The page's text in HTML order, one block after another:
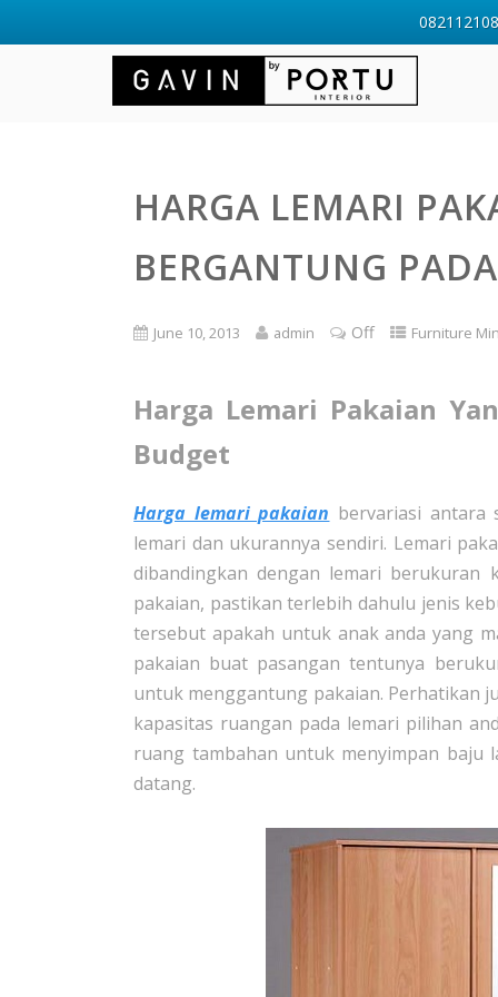
HARGA LEMARI
BERGANTUNG
June 10, 2013 admin Off Furniture
Harga Lemari Pakaian
Budget
Harga lemari pakaian bervariasi antara
lemari dan ukurannya sendiri. Lemari
dibandingkan dengan lemari berukuran
pakaian, pastikan terlebih dahulu jenis
tersebut apakah untuk anak anda yang
pakaian buat pasangan tentunya
untuk menggantung pakaian. Perhatikan
kapasitas ruangan pada lemari pilihan
ruang tambahan untuk menyimpan baju
datang.